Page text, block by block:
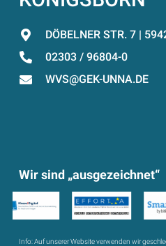
DÖBELNER STR. 7 |
02303 / 96804-0
WVS@GEK-UNNA.DE
Wir sind „ausgezeichnet“
Info:Auf unserer Website verwenden wir